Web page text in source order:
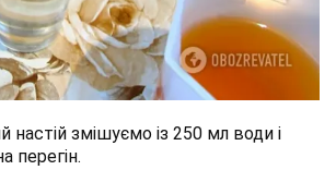
настій змішуємо із 250 мл води і
перегін.